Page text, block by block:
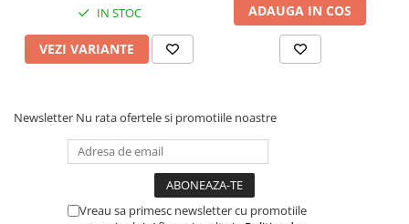
IN STOC
VEZI VARIANTE
ADAUGA IN COS
Newsletter Nu rata ofertele si promotiile noastre
Vreau sa primesc newsletter cu promotiile